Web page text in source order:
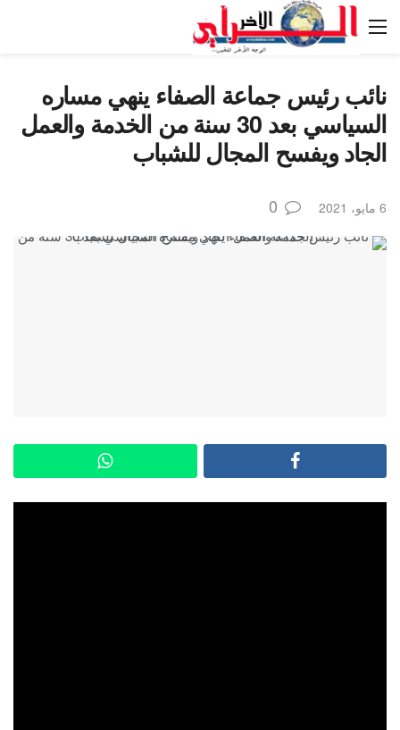
نائب رئيس جماعة الصفاء ينهي مساره
السياسي بعد 30 سنة من الخدمة والعمل
الجاد ويفسح المجال للشباب
6 مايو، 2021 0